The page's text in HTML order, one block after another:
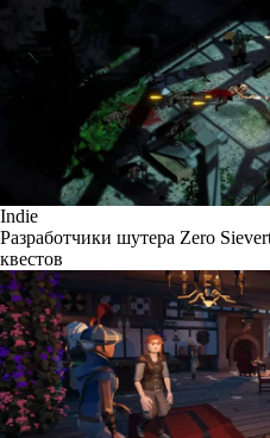
Indie
Разработчики шутера Zero
квестов